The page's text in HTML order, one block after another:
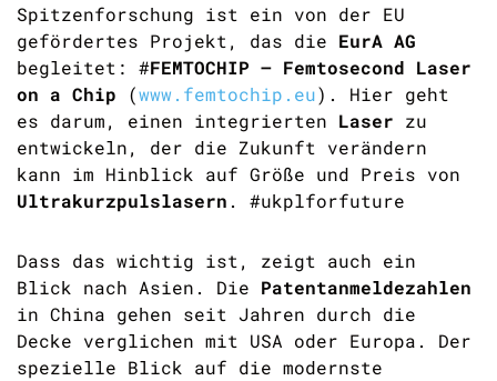
Spitzenforschung ist ein von der EU
gefördertes Projekt, das die EurA AG
begleitet: #FEMTOCHIP – Femtosecond Laser
on a Chip (www.femtochip.eu). Hier geht
es darum, einen integrierten Laser zu
entwickeln, der die Zukunft verändern
kann im Hinblick auf Größe und Preis von
Ultrakurzpulslasern . #ukplforfuture
Dass das wichtig ist, zeigt auch ein
Blick nach Asien. Die Patentanmeldezahlen
in China gehen seit Jahren durch die
Decke verglichen mit USA oder Europa. Der
spezielle Blick auf die modernste